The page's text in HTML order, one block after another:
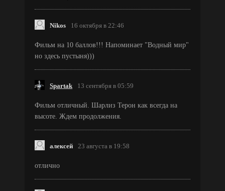
Nikos 16 октября в 22:46
Фильм на 10 баллов!!! Напоминает "Водный мир"
но здесь пустыня)))
Spartak 13 сентября в 05:59
Фильм отличный. Шарлиз Терон как всегда на
высоте. Ждем продолжения.
алексей 23 августа в 19:58
отлично